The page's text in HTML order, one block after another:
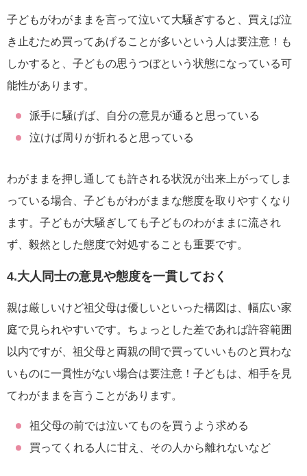
子どもがわがままを言って泣いて大騒ぎすると、買えば泣
き止むため買ってあげることが多いという人は要注意！も
しかすると、子どもの思うつぼという状態になっている可
能性があります。
派手に騒げば、自分の意見が通ると思っている
泣けば周りが折れると思っている
わがままを押し通しても許される状況が出来上がってしま
っている場合、子どもがわがままな態度を取りやすくなり
ます。子どもが大騒ぎしても子どものわがままに流され
ず、毅然とした態度で対処することも重要です。
4.大人同士の意見や態度を一貫しておく
親は厳しいけど祖父母は優しいといった構図は、幅広い家
庭で見られやすいです。ちょっとした差であれば許容範囲
以内ですが、祖父母と両親の間で買っていいものと買わな
いものに一貫性がない場合は要注意！子どもは、相手を見
てわがままを言うことがあります。
祖父母の前では泣いてものを買うよう求める
買ってくれる人に甘え、その人から離れないなど